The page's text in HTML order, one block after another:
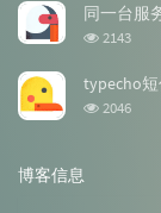
数:
同一台服
浏
次
2143
typecho
浏
2046
博客信息